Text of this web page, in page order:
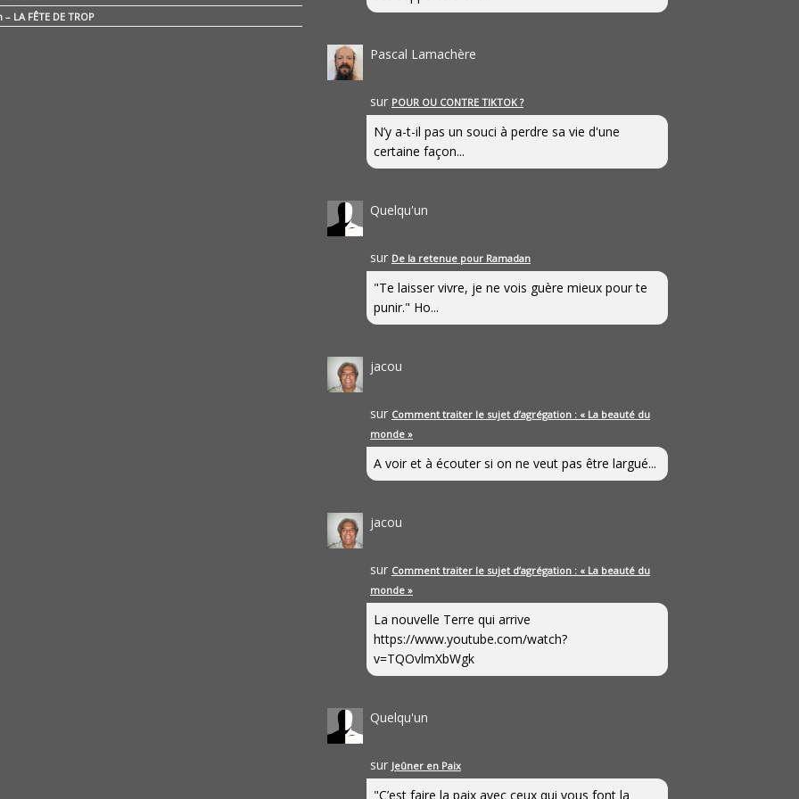
LA FÊTE DE TROP
Pascal Lamachère
sur POUR OU CONTRE TIKTOK ?
N’y a-t-il pas un souci à perdre sa vie d'une
certaine façon...
Quelqu'un
sur De la retenue pour Ramadan
"Te laisser vivre, je ne vois guère mieux pour te
punir." Ho...
jacou
sur Comment traiter le sujet d’agrégation : « La beauté du
monde »
A voir et à écouter si on ne veut pas être largué...
jacou
sur Comment traiter le sujet d’agrégation : « La beauté du
monde »
La nouvelle Terre qui arrive
https://www.youtube.com/watch?
v=TQOvlmXbWgk
Quelqu'un
sur Jeûner en Paix
"C’est faire la paix avec ceux qui vous font la